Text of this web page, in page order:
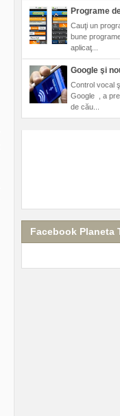
Programe
Cauţi un
bune
aplicaţ...
Google şi
Control vocal
Google , a
de cău...
Facebook Planeta